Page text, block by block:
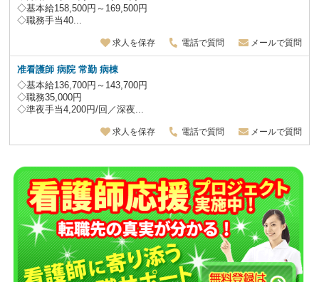
◇基本給158,500円～169,500円
◇職務手当40...
求人を保存 電話で質問 メールで質問
准看護師 病院 常勤 病棟
◇基本給136,700円～143,700円
◇職務35,000円
◇準夜手当4,200円/回／深夜...
求人を保存 電話で質問 メールで質問